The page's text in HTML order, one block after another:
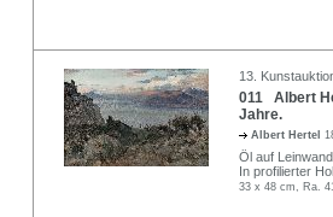
13.
011 Albert
Jahre.
Albert Hertel
Öl auf
In profilierter
33 x 48 cm, Ra.